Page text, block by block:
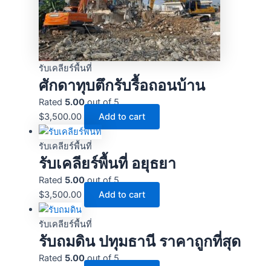
รับเคลียร์พื้นที่
ศักดาทุบตึกรับรื้อถอนบ้าน
Rated 5.00out of 5
$3,500.00 Add to cart
รับเคลียร์พื้นที่
รับเคลียร์พื้นที่ อยุธยา
Rated 5.00out of 5
$3,500.00 Add to cart
รับเคลียร์พื้นที่
รับถมดิน ปทุมธานี ราคาถูกที่สุด
Rated 5.00out of 5